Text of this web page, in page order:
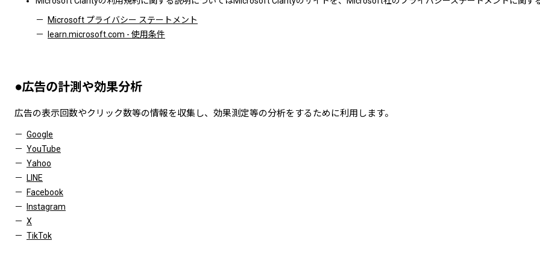
Microsoft プライバシー ステートメント
learn.microsoft.com - 使用条件
●広告の計測や効果分析
広告の表示回数やクリック数等の情報を収集し、効果測定等の分析をするために利用します。
Google
YouTube
Yahoo
LINE
Facebook
Instagram
X
TikTok